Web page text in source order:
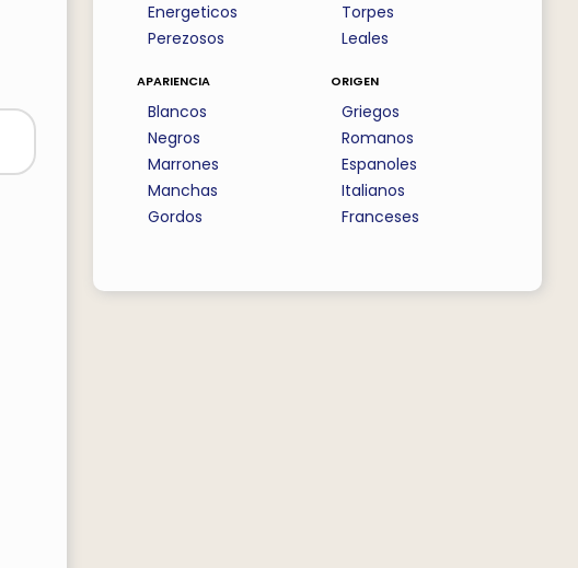
Energeticos
Perezosos
Torpes
Leales
apariencia
Blancos
Negros
Marrones
Manchas
Gordos
origen
Griegos
Romanos
Espanoles
Italianos
Franceses